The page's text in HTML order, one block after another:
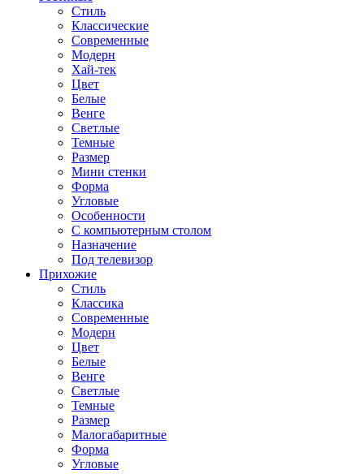
Стиль
Классические
Современные
Модерн
Хай-тек
Цвет
Белые
Венге
Светлые
Темные
Размер
Мини стенки
Форма
Угловые
Особенности
С компьютерным столом
Назначение
Под телевизор
Прихожие
Стиль
Классика
Современные
Модерн
Цвет
Белые
Венге
Светлые
Темные
Размер
Малогабаритные
Форма
Угловые